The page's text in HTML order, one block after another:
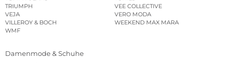
TRIUMPH
VEE COLLECTIVE
VEJA
VERO MODA
VILLEROY & BOCH
WEEKEND MAX MARA
WMF
Damenmode & Schuhe